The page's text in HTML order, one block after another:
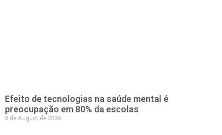
Efeito de tecnologias na saúde mental é
preocupação em 80% da escolas
5 de August de 2026